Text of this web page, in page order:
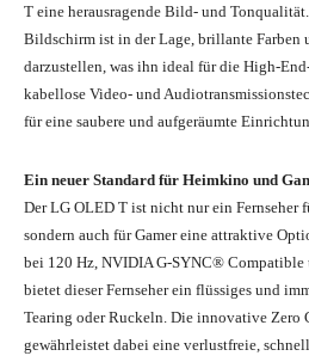
T eine herausragende Bild- und
Bildschirm ist in der Lage, brillante Farben
darzustellen, was ihn ideal für die High-
kabellose Video- und
für eine saubere und aufgeräumte
Ein neuer Standard für Heimkino und
Der LG OLED T ist nicht nur ein Fernseher
sondern auch für Gamer eine attraktive
bei 120 Hz, NVIDIA G-SYNC® Compatible
bietet dieser Fernseher ein flüssiges und
Tearing oder Ruckeln. Die innovative Zero
gewährleistet dabei eine verlustfreie,